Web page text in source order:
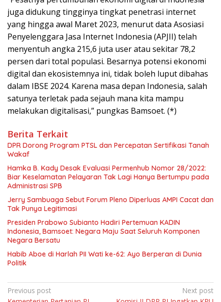
juga didukung tingginya tingkat penetrasi internet
yang hingga awal Maret 2023, menurut data Asosiasi
Penyelenggara Jasa Internet Indonesia (APJII) telah
menyentuh angka 215,6 juta user atau sekitar 78,2
persen dari total populasi. Besarnya potensi ekonomi
digital dan ekosistemnya ini, tidak boleh luput dibahas
dalam IBSE 2024. Karena masa depan Indonesia, salah
satunya terletak pada sejauh mana kita mampu
melakukan digitalisasi,” pungkas Bamsoet. (*)
Berita Terkait
DPR Dorong Program PTSL dan Percepatan Sertifikasi Tanah
Wakaf
Hamka B. Kady Desak Evaluasi Permenhub Nomor 28/2022:
Biar Keselamatan Pelayaran Tak Lagi Hanya Bertumpu pada
Administrasi SPB
Jerry Sambuaga Sebut Forum Pleno Diperluas AMPI Cacat dan
Tak Punya Legitimasi
Presiden Prabowo Subianto Hadiri Pertemuan KADIN
Indonesia, Bamsoet: Negara Maju Saat Seluruh Komponen
Negara Bersatu
Habib Aboe di Harlah PII Wati ke-62: Ayo Berperan di Dunia
Politik
Navigasi
Previous post
Next post